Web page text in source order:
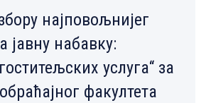
најповољнијег
јавну набавку:
услуга“ за
факултета